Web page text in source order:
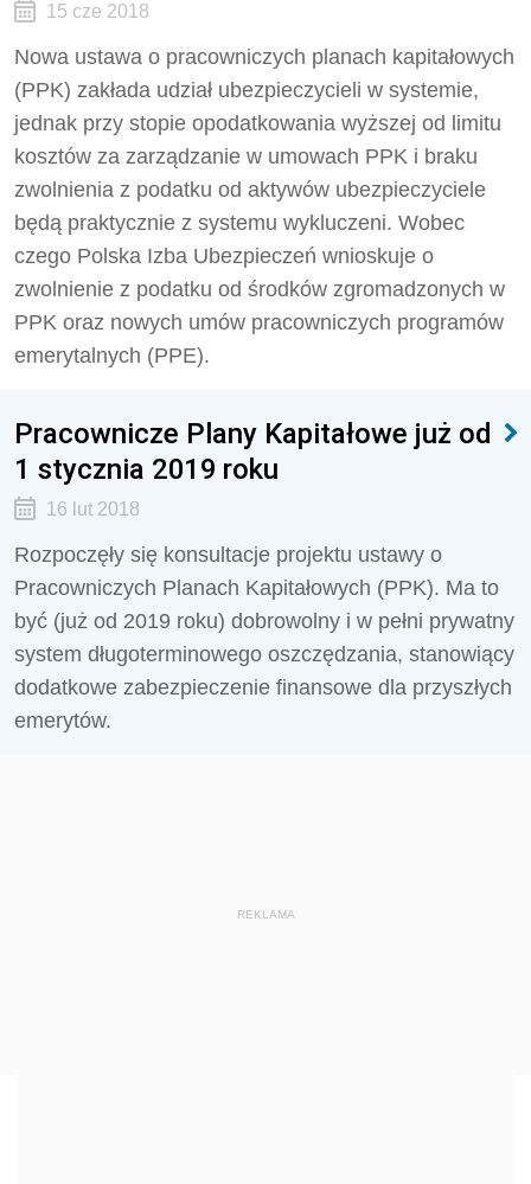
15 cze 2018
Nowa ustawa o pracowniczych planach kapitałowych
(PPK) zakłada udział ubezpieczycieli w systemie,
jednak przy stopie opodatkowania wyższej od limitu
kosztów za zarządzanie w umowach PPK i braku
zwolnienia z podatku od aktywów ubezpieczyciele
będą praktycznie z systemu wykluczeni. Wobec
czego Polska Izba Ubezpieczeń wnioskuje o
zwolnienie z podatku od środków zgromadzonych w
PPK oraz nowych umów pracowniczych programów
emerytalnych (PPE).
Pracownicze Plany Kapitałowe już od
1 stycznia 2019 roku
16 lut 2018
Rozpoczęły się konsultacje projektu ustawy o
Pracowniczych Planach Kapitałowych (PPK). Ma to
być (już od 2019 roku) dobrowolny i w pełni prywatny
system długoterminowego oszczędzania, stanowiący
dodatkowe zabezpieczenie finansowe dla przyszłych
emerytów.
REKLAMA